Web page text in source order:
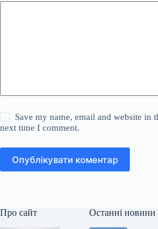
Save my name, email and website in
next time I comment.
Опублікувати коментар
Про сайт Останні новини